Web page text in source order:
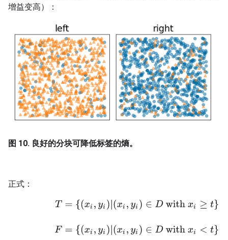
增益变高）：
图 10. 良好的分块可降低标签的熵。
正式：
yi)∈D with xi ≥t} F ={(x , yi)| ( i,y )∈ D with xi t}R (X)